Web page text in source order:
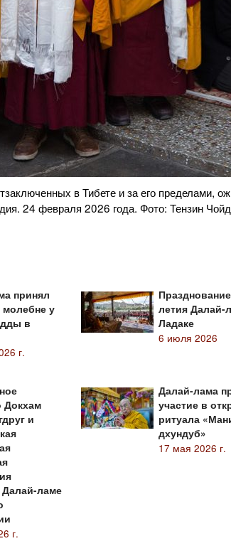
ламы на молебен о нынешних и бывших
Химачал-Прадеш, Индия. 24 февраля
принял
молебне у
в
г.
летия Далай-
Ладаке
6 июля 2026
Докхам
и
Далай-ламе
г.
Далай-лама
участие в
ритуала
дхундуб»
17 мая 2026 г.